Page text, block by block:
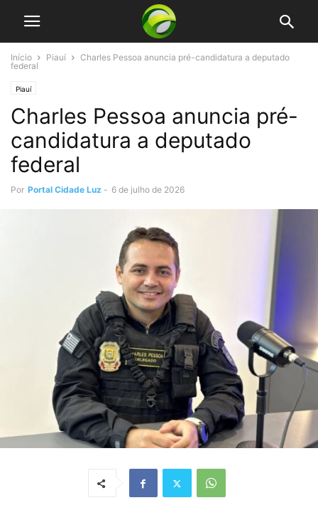
Início Piauí
Charles Pessoa anuncia pré-candidatura a deputado
federal
Piauí
Charles Pessoa anuncia pré-
candidatura a deputado
federal
Por Portal Cidade Luz - 6 de julho de 2026